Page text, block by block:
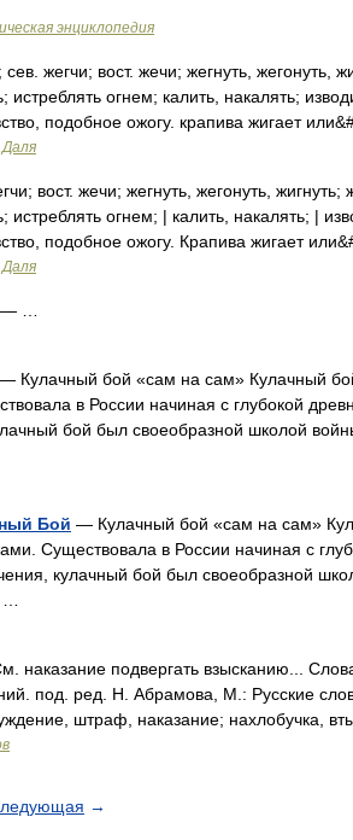
энциклопедия
жегчи; вост. жечи; жегнуть, жегонуть,
истреблять огнем; калить, накалять;
подобное ожогу. крапива жигает
Даля
вост. жечи; жегнуть, жегонуть, жигнуть;
истреблять огнем; | калить, накалять; |
подобное ожогу. Крапива жигает
Даля
— …
— Кулачный бой «сам на сам» Кулачный
в России начиная с глубокой
бой был своеобразной школой
Бой — Кулачный бой «сам на сам»
Существовала в России начиная с
кулачный бой был своеобразной
наказание подвергать взысканию...
под. ред. Н. Абрамова, М.: Русские
штраф, наказание; нахлобучка,
→